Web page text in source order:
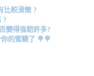
比較滑嫩 ?
?
變得強韌許多?
的蜜糖了 🍭🍭